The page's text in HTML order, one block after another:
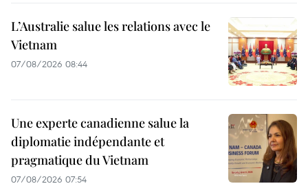
L’Australie salue les relations avec le
Vietnam
07/08/2026 08:44
Une experte canadienne salue la
diplomatie indépendante et
pragmatique du Vietnam
07/08/2026 07:54